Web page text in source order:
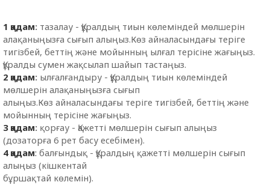
1 қадам: тазалау - Құралдың тиын көлеміндей мөлшерін
алақаныңызға сығып алыңыз.Көз айналасындағы теріге
тигізбей, беттің және мойынның ылғал терісіне жағыңыз.
Құралды сумен жақсылап шайып тастаңыз.
2 қадам: ылғалғандыру - Құралдың тиын көлеміндей
мөлшерін алақаныңызға сығып
алыңыз.Көз айналасындағы теріге тигізбей, беттің және
мойынның терісіне жағыңыз.
3 қадам: қорғау - Қажетті мөлшерін сығып алыңыз
(дозаторға 6 рет басу есебімен).
4 қадам: балғындық - Құралдың қажетті мөлшерін сығып
алыңыз (кішкентай
бұршақтай көлемін).